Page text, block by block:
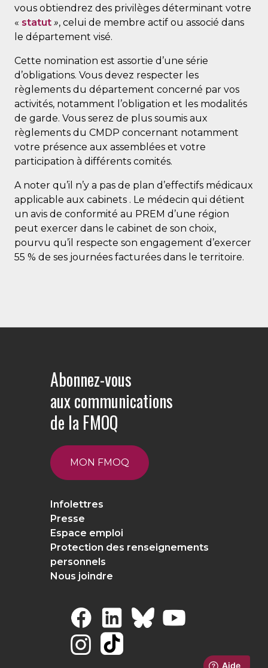
vous obtiendrez des privilèges déterminant votre
« statut », celui de membre actif ou associé dans
le département visé.
Cette nomination est assortie d’une série
d’obligations. Vous devez respecter les
règlements du département concerné par vos
activités, notamment l’obligation et les modalités
de garde. Vous serez de plus soumis aux
règlements du CMDP concernant notamment
votre présence aux assemblées et votre
participation à différents comités.
A noter qu’il n’y a pas de plan d’effectifs médicaux
applicable aux cabinets . Le médecin qui détient
un avis de conformité au PREM d’une région
peut exercer dans le cabinet de son choix,
pourvu qu’il respecte son engagement d’exercer
55 % de ses journées facturées dans le territoire.
Abonnez-vous
aux communications
de la FMOQ
MON FMOQ
Infolettres
Presse
Espace emploi
Protection des renseignements
personnels
Nous joindre